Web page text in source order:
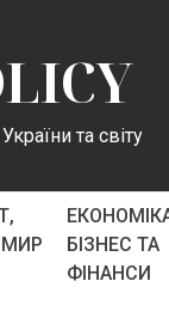
та світу
МИР
БІЗНЕС ТА
ФІНАНСИ